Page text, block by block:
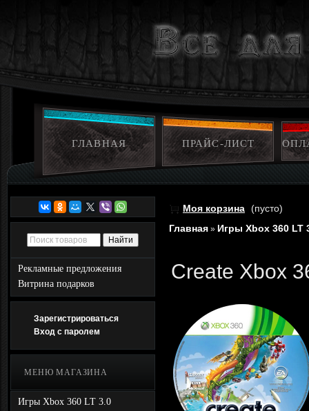
ГЛАВНАЯ ПРАЙС-ЛИСТ
Рекламные предложения
Витрина подарков
Зарегистрироваться
Вход с паролем
МЕНЮ МАГАЗИНА
Игры Xbox 360 LT 3.0
Моя корзина (пусто)
Главная » Игры Xbox 360 LT
Create Xbox